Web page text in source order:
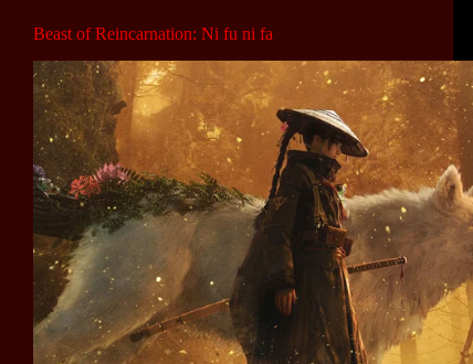
Beast of Reincarnation: Ni fu ni fa